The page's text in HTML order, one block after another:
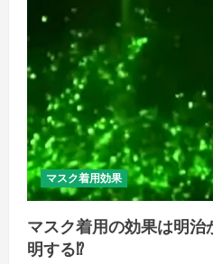
マ
ク
着
用
の
果
を
訴
え
て
い
た⁉
の
細
を
マスク着用効果
マスク着用の効果は明
明する⁉